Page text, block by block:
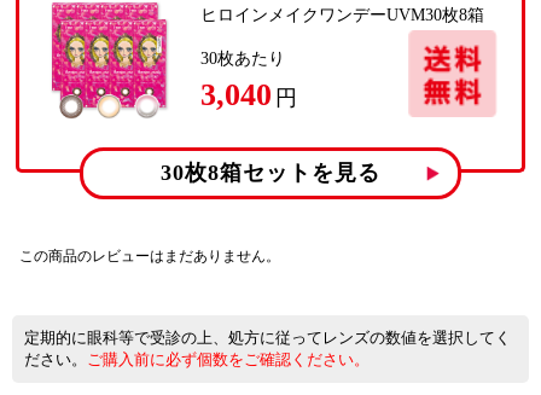
ヒロインメイクワンデーUVM30枚8箱
30枚あたり
3,040 円
30枚8箱セットを見る
この商品のレビューはまだありません。
定期的に眼科等で受診の上、処方に従ってレンズの数値を選択してく
ださい。 ご購入前に必ず個数をご確認ください。